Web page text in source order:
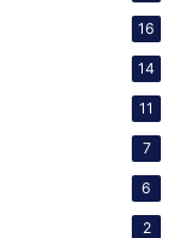
16
14
11
7
6
2